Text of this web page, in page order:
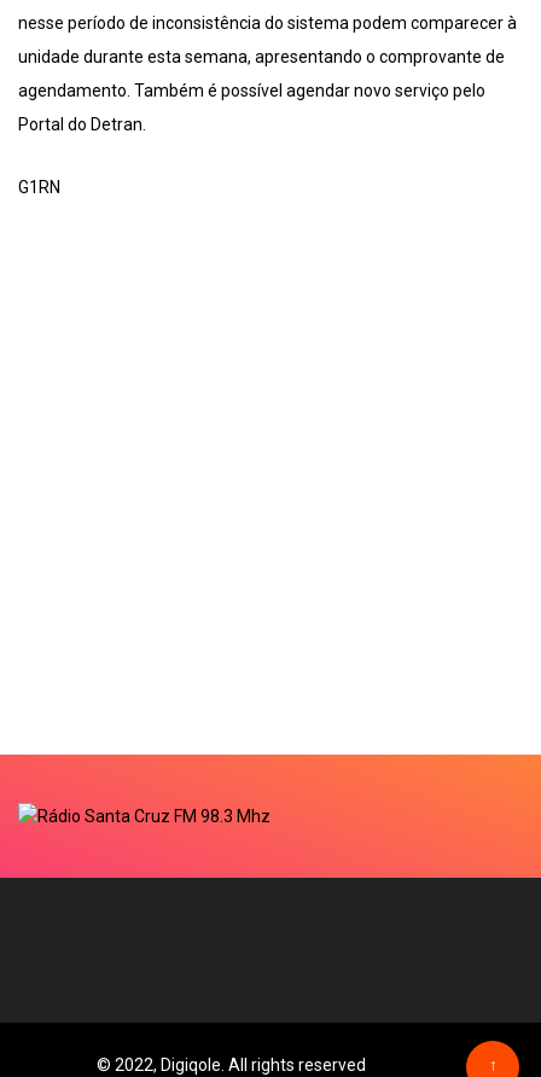
nesse período de inconsistência do sistema podem comparecer à
unidade durante esta semana, apresentando o comprovante de
agendamento. Também é possível agendar novo serviço pelo
Portal do Detran.
G1RN
© 2022, Digiqole. All rights reserved ↑